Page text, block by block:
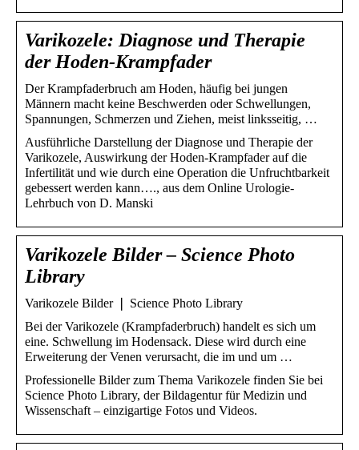
Varikozele: Diagnose und Therapie
der Hoden-Krampfader
Der Krampfaderbruch am Hoden, häufig bei jungen
Männern macht keine Beschwerden oder Schwellungen,
Spannungen, Schmerzen und Ziehen, meist linksseitig, …
Ausführliche Darstellung der Diagnose und Therapie der
Varikozele, Auswirkung der Hoden-Krampfader auf die
Infertilität und wie durch eine Operation die Unfruchtbarkeit
gebessert werden kann…., aus dem Online Urologie-
Lehrbuch von D. Manski
Varikozele Bilder – Science Photo
Library
Varikozele Bilder ❘ Science Photo Library
Bei der Varikozele (Krampfaderbruch) handelt es sich um
eine. Schwellung im Hodensack. Diese wird durch eine
Erweiterung der Venen verursacht, die im und um …
Professionelle Bilder zum Thema Varikozele finden Sie bei
Science Photo Library, der Bildagentur für Medizin und
Wissenschaft – einzigartige Fotos und Videos.